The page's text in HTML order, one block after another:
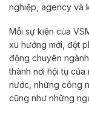
nghiệp, agency và
Mỗi sự kiện của
xu hướng mới, đột
động chuyên
thành nơi hội tụ
nước, những công
cũng như những